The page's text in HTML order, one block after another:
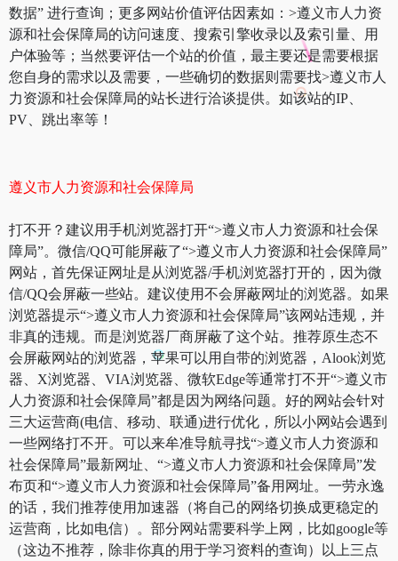
数据” 进行查询；更多网站价值评估因素如：>遵义市人力资
源和社会保障局的访问速度、搜索引擎收录以及索引量、用
户体验等；当然要评估一个站的价值，最主要还是需要根据
您自身的需求以及需要，一些确切的数据则需要找>遵义市人
力资源和社会保障局的站长进行洽谈提供。如该站的IP、
PV、跳出率等！
遵义市人力资源和社会保障局
打不开？建议用手机浏览器打开“>遵义市人力资源和社会保
障局”。微信/QQ可能屏蔽了“>遵义市人力资源和社会保障局”
网站，首先保证网址是从浏览器/手机浏览器打开的，因为微
信/QQ会屏蔽一些站。建议使用不会屏蔽网址的浏览器。如果
浏览器提示“>遵义市人力资源和社会保障局”该网站违规，并
非真的违规。而是浏览器厂商屏蔽了这个站。推荐原生态不
会屏蔽网站的浏览器，苹果可以用自带的浏览器，Alook浏览
器、X浏览器、VIA浏览器、微软Edge等通常打不开“>遵义市
人力资源和社会保障局”都是因为网络问题。好的网站会针对
三大运营商(电信、移动、联通)进行优化，所以小网站会遇到
一些网络打不开。可以来牟准导航寻找“>遵义市人力资源和
社会保障局”最新网址、“>遵义市人力资源和社会保障局”发
布页和“>遵义市人力资源和社会保障局”备用网址。一劳永逸
的话，我们推荐使用加速器（将自己的网络切换成更稳定的
运营商，比如电信）。部分网站需要科学上网，比如google等
（这边不推荐，除非你真的用于学习资料的查询）以上三点